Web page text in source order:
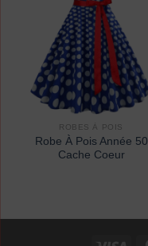
ROBES À POIS
Robe À Pois Année 50
Cache Coeur